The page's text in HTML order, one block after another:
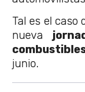
Tal es el caso
nueva
junio.